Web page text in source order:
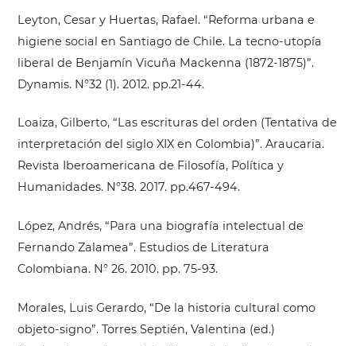
Leyton, Cesar y Huertas, Rafael. “Reforma urbana e
higiene social en Santiago de Chile. La tecno-utopía
liberal de Benjamín Vicuña Mackenna (1872-1875)”.
Dynamis. N°32 (1). 2012. pp.21-44.
Loaiza, Gilberto, “Las escrituras del orden (Tentativa de
interpretación del siglo XIX en Colombia)”. Araucaria.
Revista Iberoamericana de Filosofía, Política y
Humanidades. N°38. 2017. pp.467-494.
López, Andrés, “Para una biografía intelectual de
Fernando Zalamea”. Estudios de Literatura
Colombiana. N° 26. 2010. pp. 75-93.
Morales, Luis Gerardo, “De la historia cultural como
objeto-signo”. Torres Septién, Valentina (ed.)